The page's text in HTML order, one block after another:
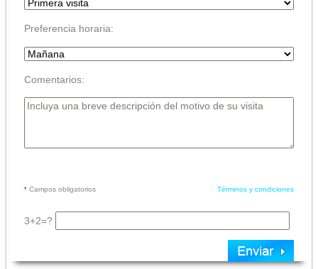
Preferencia horaria:
Comentarios:
*Campos obligatorios Términos y condiciones
3+2=?